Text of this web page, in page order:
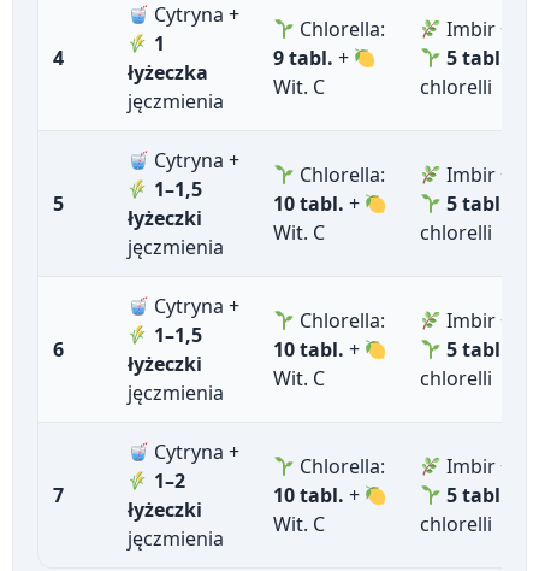
4
Cytryna +
1
łyżeczka
jęczmienia
Chlorella:
9 tabl. +
Wit. C
Imbir +
5 tabl.
chlorelli
5
Cytryna +
1–1,5
łyżeczki
jęczmienia
Chlorella:
10 tabl. +
Wit. C
Imbir +
5 tabl.
chlorelli
6
Cytryna +
1–1,5
łyżeczki
jęczmienia
Chlorella:
10 tabl. +
Wit. C
Imbir +
5 tabl.
chlorelli
7
Cytryna +
1–2
łyżeczki
jęczmienia
Chlorella:
10 tabl. +
Wit. C
Imbir +
5 tabl.
chlorelli